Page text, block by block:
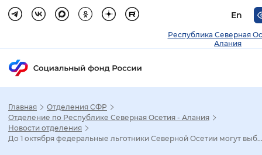
En
Республика Северная
Алания
Настройка режима отображения
Главная
Отделения СФР
Отделение по Республике Северная Осетия - Алания
Новости отделения
До 1 октября федеральные льготники Северной Осетии могут выб...